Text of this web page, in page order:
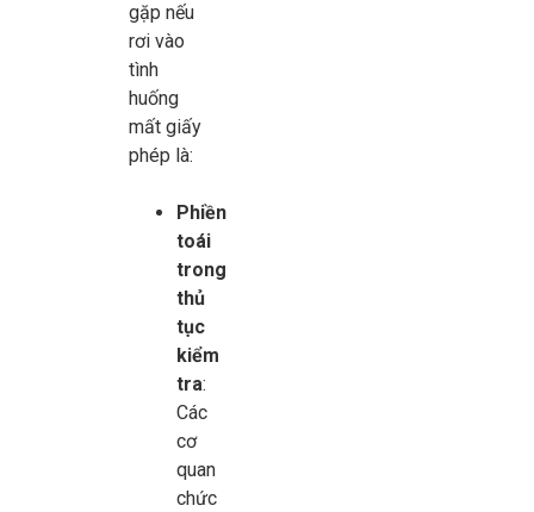
gặp nếu
rơi vào
tình
huống
mất giấy
phép là:
Phiền
toái
trong
thủ
tục
kiểm
tra:
Các
cơ
quan
chức